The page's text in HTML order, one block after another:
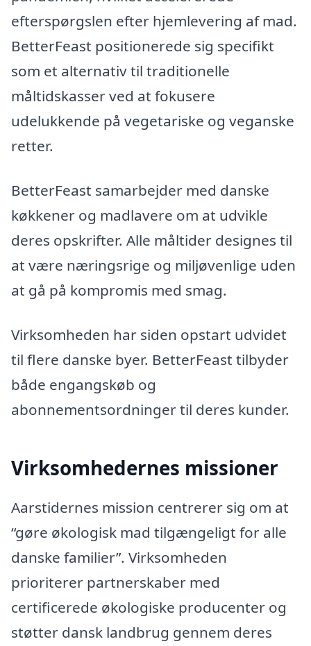
efterspørgslen efter hjemlevering af mad.
BetterFeast positionerede sig specifikt
som et alternativ til traditionelle
måltidskasser ved at fokusere
udelukkende på vegetariske og veganske
retter.
BetterFeast samarbejder med danske
køkkener og madlavere om at udvikle
deres opskrifter. Alle måltider designes til
at være næringsrige og miljøvenlige uden
at gå på kompromis med smag.
Virksomheden har siden opstart udvidet
til flere danske byer. BetterFeast tilbyder
både engangskøb og
abonnementsordninger til deres kunder.
Virksomhedernes missioner
Aarstidernes mission centrerer sig om at
“gøre økologisk mad tilgængeligt for alle
danske familier”. Virksomheden
prioriterer partnerskaber med
certificerede økologiske producenter og
støtter dansk landbrug gennem deres